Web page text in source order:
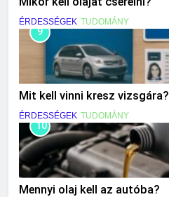
ÉRDESSÉGEK TUDOMÁNY
9
Mit kell vinni kresz vizsgára?
ÉRDESSÉGEK TUDOMÁNY
10
Mennyi olaj kell az autóba?